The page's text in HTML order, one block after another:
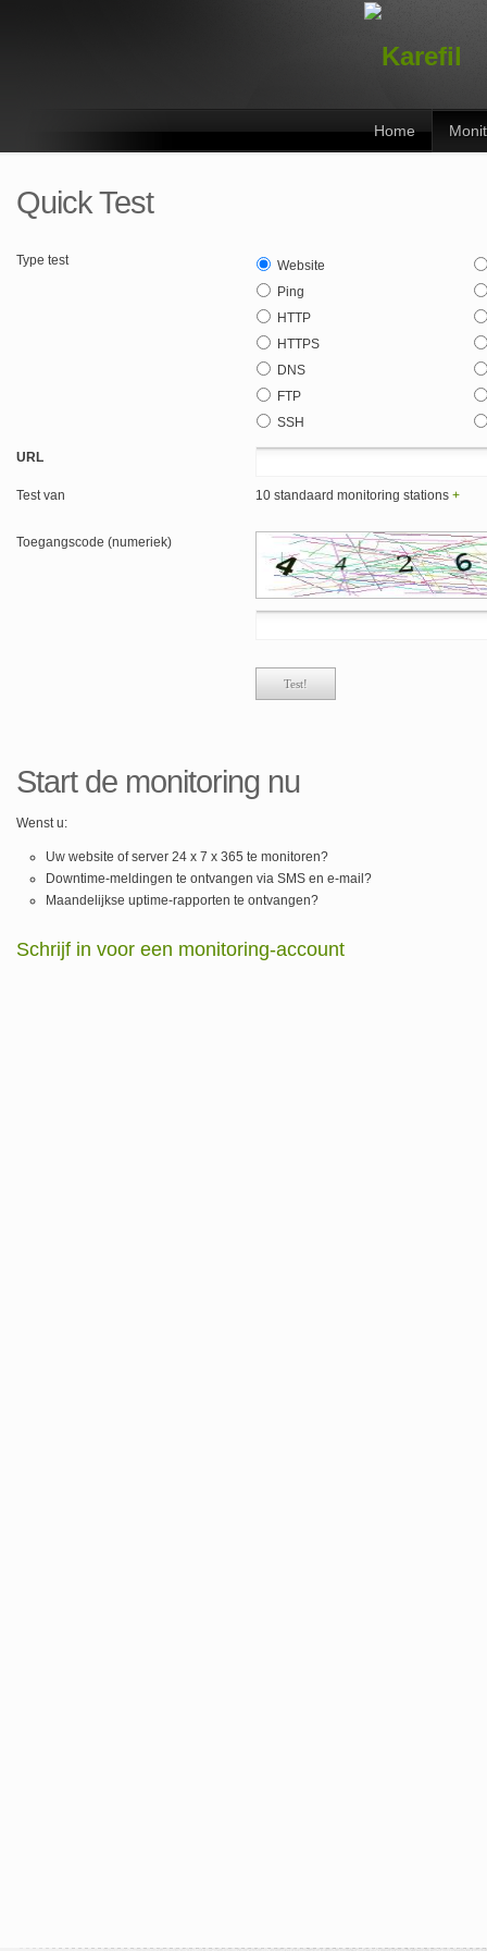
Home
Quick Test
Type test
Website
Ping
HTTP
HTTPS
DNS
FTP
SSH
URL
Test van 10 standaard monitoring stations +
Toegangscode (numeriek)
Start de monitoring nu
Wenst u:
Uw website of server 24 x 7 x 365 te monitoren?
Downtime-meldingen te ontvangen via SMS en e-mail?
Maandelijkse uptime-rapporten te ontvangen?
Schrijf in voor een monitoring-account